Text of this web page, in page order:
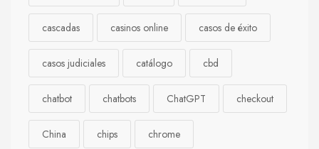
cascadas casinos online casos de éxito
casos judiciales catálogo cbd
chatbot chatbots ChatGPT checkout
China chips chrome